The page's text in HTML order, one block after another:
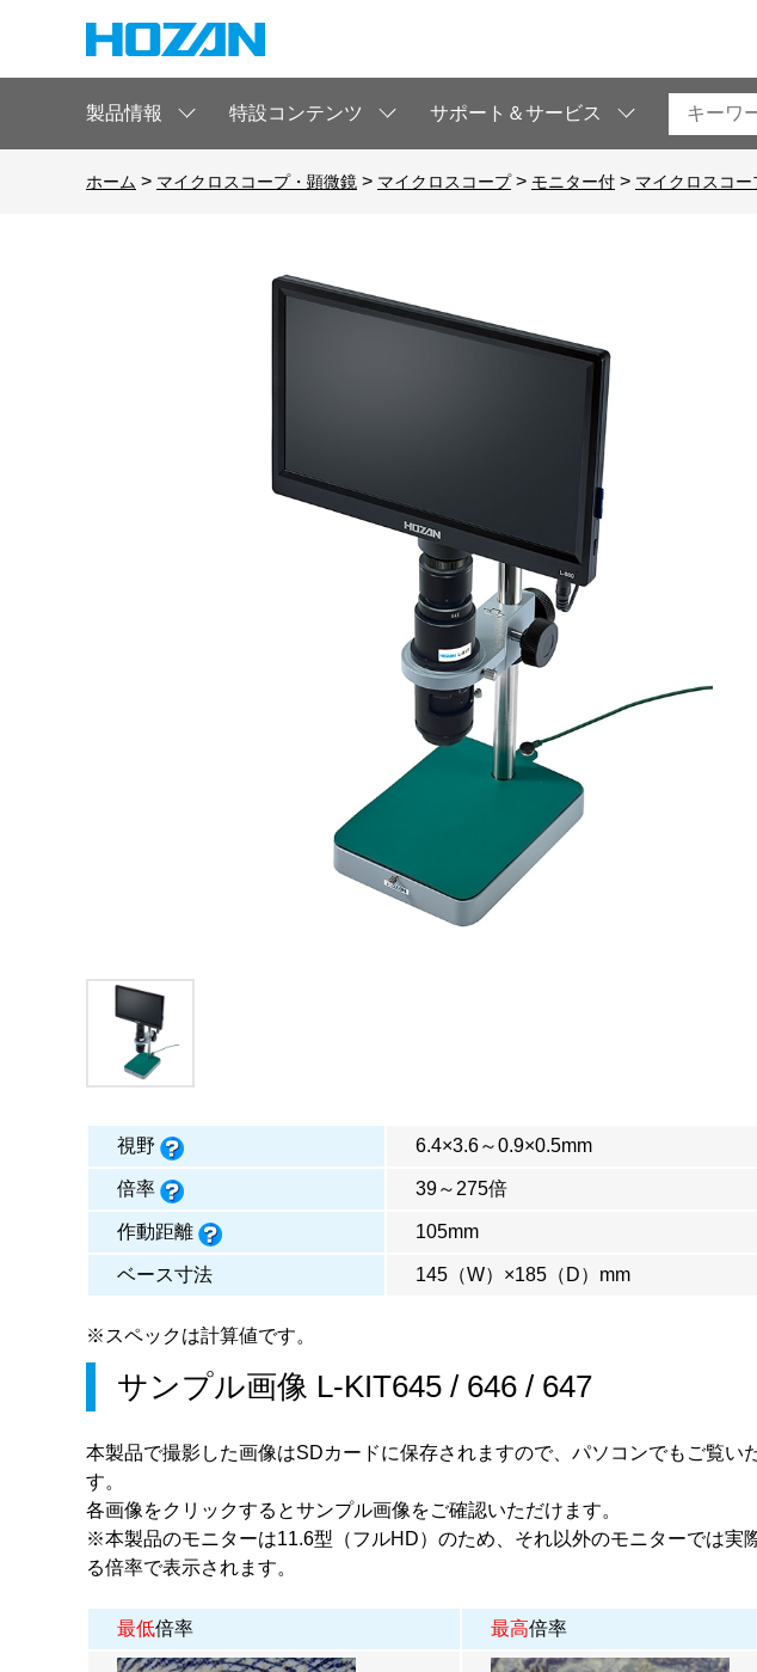
製品情報 特設コンテンツ サポート＆サービス
ホーム > マイクロスコープ・顕微鏡 > マイクロスコープ > モニター付 > マイクロスコー
視野 6.4×3.6～0.9×0.5mm
倍率 39～275倍
作動距離 105mm
ベース寸法 145（W）×185（D）mm
※スペックは計算値です。
サンプル画像 L-KIT645 / 646 / 647
本製品で撮影した画像はSDカードに保存されますので、パソコンでもご覧い
す。
各画像をクリックするとサンプル画像をご確認いただけます。
※本製品のモニターは11.6型（フルHD）のため、それ以外のモニターでは実
る倍率で表示されます。
最低倍率 最高倍率